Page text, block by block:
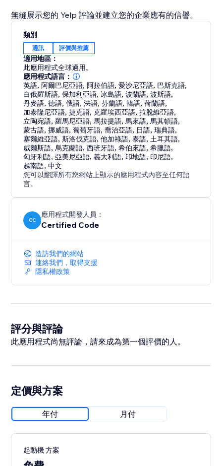
無縫展示您的 Yelp 評論並建立您的企業應有的信譽。
類別
通訊 評價與推薦
適用地區：
此應用程式全球適用。
應用程式語言：
英語,阿爾巴尼亞語,阿拉伯語,愛沙尼亞語, 巴斯克語,
白俄羅斯語,保加利亞語, 冰島語,波蘭語,波斯語,
丹麥語,德語,俄語,法語,芬蘭語,韓語,荷蘭語,
加泰隆尼亞語,捷克語,克羅埃西亞語,拉脫維亞語,
立陶宛語,羅馬尼亞語, 馬拉提語, 馬來語, 馬其頓語,
蒙古語,挪威語,葡萄牙語,喬治亞語, 日語,瑞典語,
塞爾維亞語,斯洛伐克語,他加祿語,泰語, 土耳其語,
威爾斯語, 烏克蘭語,西班牙語,希伯來語,希臘語,
匈牙利語,亞美尼亞語,義大利語, 印地語, 印尼語,
越南語,中文
您可以翻譯所有您網站上顯示的應用程式內容至任何語
言。
CC
應用程式開發人員：
Certified Code
造訪我們的網站
連絡我們，取得支援
隱私權政策
評分與評論
此應用程式尚無評論，請來成為第一個評價的人。
定價與方案
年付 月付
起動機 方案